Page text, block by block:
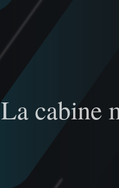
La cabine